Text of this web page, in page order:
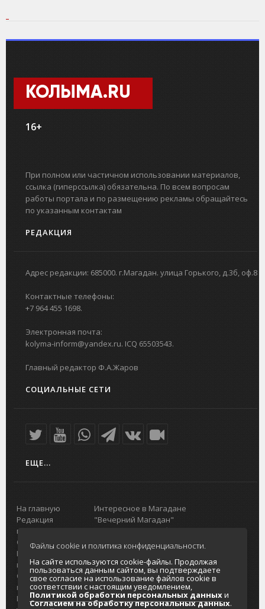
КОЛЫМА.RU
16+
При полном или частичном использовании материалов,
ссылка (гиперссылка) обязательна. По всем вопросам
работы портала и по размещению рекламы обращайтесь
по указанным контактам
РЕДАКЦИЯ
Адрес редакции: 685000. г.Магадан. улица Горького, д.3б, оф.8
Контактные телефоны:
+7 964 455 1698.
Электронная почта:
kolyma-inform@yandex.ru. ICQ 65503543.
Главный редактор Ф.А.Жаров
СОЦИАЛЬНЫЕ СЕТИ
ЕЩЕ...
На главную
Редакция
портала
О проекте
Реклама на
портале
Отзывы и
предложения
Интернет-
Интересное в Магадане
"Вечерний Магадан"
Городская доска объявлений
Реклама
Главный туристический портал
Колымы
Политика в отношении обработки
персональных данных
Согласие на обработку персональных
Файлы cookie и политика конфиденциальности.
На сайте используются cookie-файлы. Продолжая
пользоваться данным сайтом, вы подтверждаете
свое согласие на использование файлов cookie в
соответствии с настоящим уведомлением,
Политикой обработки персональных данныхи
Согласием на обработку персональных данных.